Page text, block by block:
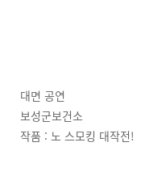
대면 공연
보성군보건소
작품 : 노 스모킹 대작전!